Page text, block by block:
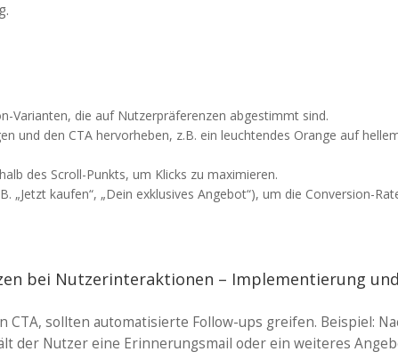
Varianten, die auf Nutzerpräferenzen abgestimmt sind.
und den CTA hervorheben, z.B. ein leuchtendes Orange auf
des Scroll-Punkts, um Klicks zu maximieren.
„Jetzt kaufen“, „Dein exklusives Angebot“), um die Conversion-
bei Nutzerinteraktionen – Implementierung
CTA, sollten automatisierte Follow-ups greifen. Beispiel:
der Nutzer eine Erinnerungsmail oder ein weiteres